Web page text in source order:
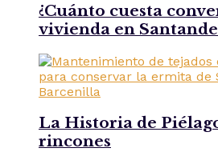
¿Cuánto cuesta
vivienda en
La Historia de
rincones